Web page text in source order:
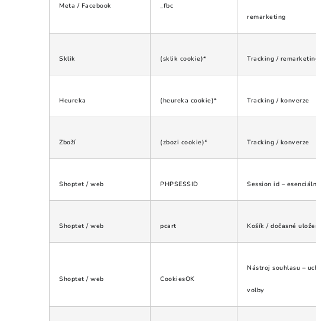
Meta / Facebook _fbc
remarketing
Sklik (sklik cookie)* Tracking /
Heureka (heureka cookie)* Tracking / konverze
Zboží (zbozi cookie)* Tracking / konverze
Shoptet / web PHPSESSID Session id –
Shoptet / web pcart Košík / dočasné
Shoptet / web CookiesOK
Nástroj souhlasu –
volby